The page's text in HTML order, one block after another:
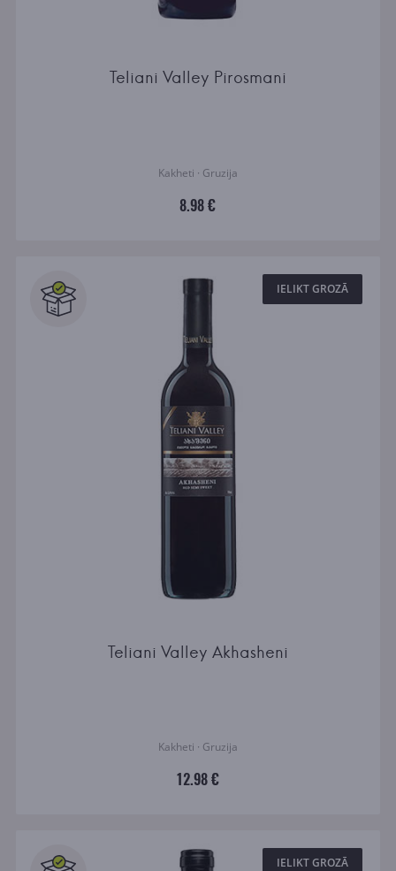
Teliani Valley Pirosmani
Kakheti · Gruzija
8.98 €
IELIKT GROZĀ
Teliani Valley Akhasheni
Kakheti · Gruzija
12.98 €
IELIKT GROZĀ